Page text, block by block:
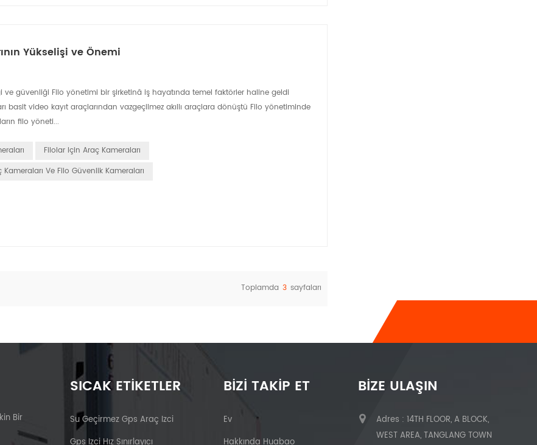
Yükselişi ve Önemi
ve güvenliği Filo yönetimi bir şirketinâ iş hayatında temel faktörler haline geldi
basit video kayıt araçlarından vazgeçilmez akıllı araçlara dönüştü Filo yönetiminde
filo yöneti...
Filolar Için Araç Kameraları
Ve Filo Güvenlik Kameraları
Toplamda 3 sayfaları
Bir
SICAK ETIKETLER
Su Geçirmez Gps Araç Izci
Gps Izci Hız Sınırlayıcı
BIZI TAKIP ET
Ev
Hakkında Huabao
BIZE ULAŞIN
Adres : 14TH FLOOR, A BLOCK,
WEST AREA, TANGLANG TOWN